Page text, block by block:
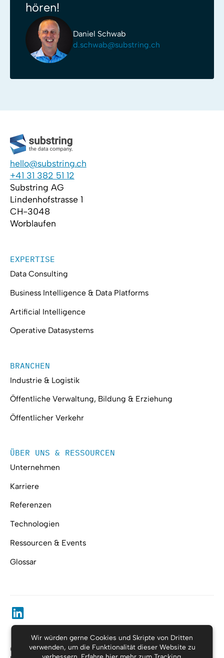
hören!
Daniel Schwab
d.schwab@substring.ch
hello@substring.ch
+41 31 382 51 12
Substring AG
Lindenhofstrasse 1
CH-3048
Worblaufen
EXPERTISE
Data Consulting
Business Intelligence & Data Platforms
Artificial Intelligence
Operative Datasystems
BRANCHEN
Industrie & Logistik
Öffentliche Verwaltung, Bildung & Erziehung
Öffentlicher Verkehr
ÜBER UNS & RESSOURCEN
Unternehmen
Karriere
Referenzen
Technologien
Ressourcen & Events
Glossar
© Substring, alle Rechte vorbehalten.
Wir würden gerne Cookies und Skripte von Dritten
verwenden, um die Funktionalität dieser Website zu